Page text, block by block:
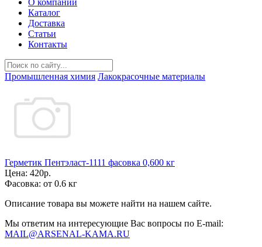
О компании
Каталог
Доставка
Статьи
Контакты
Промышленная химия Лакокрасочные материалы
Герметик Пентэласт-1111 фасовка 0,600 кг
Цена: 420р.
Фасовка: от 0.6 кг
Описание товара вы можете найти на нашем сайте.
Мы ответим на интересующие Вас вопросы по E-mail:
MAIL@ARSENAL-KAMA.RU